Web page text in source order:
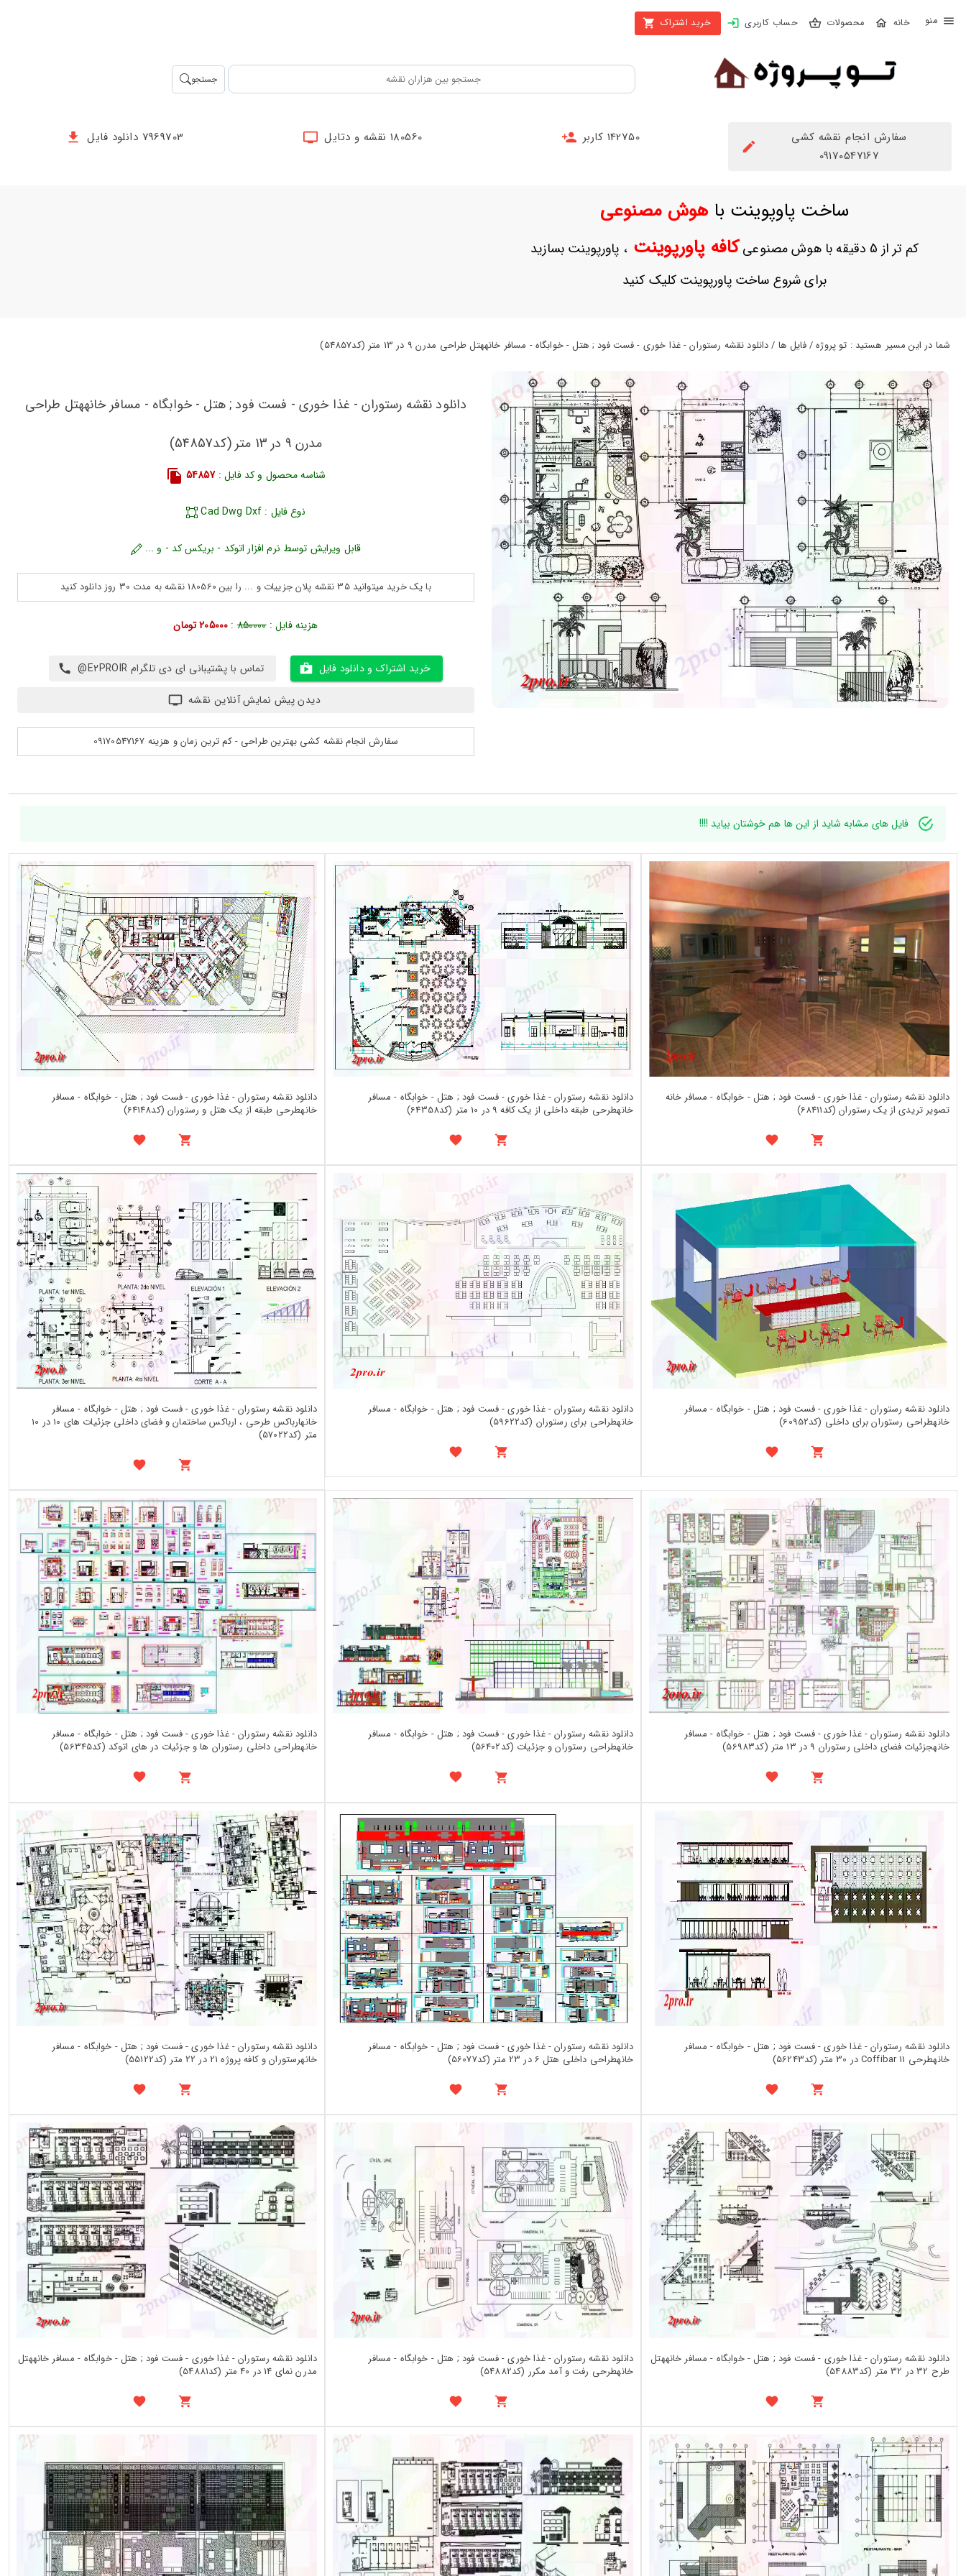
محصولات حساب کاربری خرید اشتراک
بستن
محصولات
حساب
ثبت
نام
بازیابی
رمز
علاقه
مندی
جستجو
سفارش انجام نقشه کشی
09170547167
142750 کاربر 180560 نقشه و دتایل 7969703 دانلود فایل
ساخت پاوپوینت باهوش مصنوعی
کم تر از 5 دقیقه با هوش مصنوعی کافه پاورپوینت، پاورپوینت بسازید
برای شروع ساخت پاورپوینت کلیک کنید
شما در این مسیر هستید : تو پروژه / فایل ها / دانلود نقشه رستوران - غذا خوری - فست فود ; هتل - خوابگاه - مسافر خانههتل طراحی مدرن 9 در 13 متر (کد54857)
دانلود نقشه رستوران - غذا خوری - فست فود ; هتل - خوابگاه - مسافر خانههتل طراحی
مدرن 9 در 13 متر (کد54857)
شناسه محصول و کد فایل :54857
نوع فایل : Cad Dwg Dxf
قابل ویرایش توسط نرم افزار اتوکد - بریکس کد - و ...
با یک خرید میتوانید 35 نقشه پلان جزییات و ... را بین 180560 نقشه به مدت 30 روز دانلود کنید
هزینه فایل :850000
: 205000 تومان
خرید اشتراک و دانلود فایل
تماس با پشتیبانی ای دی تلگرام E2PROIR@
دیدن پیش نمایش آنلاین نقشه
سفارش انجام نقشه کشی بهترین طراحی - کم ترین زمان و هزینه 09170547167
فایل های مشابه شاید از این ها هم خوشتان بیاید !!!!
دانلود نقشه رستوران - غذا خوری - فست فود ; هتل - خوابگاه - مسافر خانه
تصویر تریدی از یک رستوران (کد68411)
دانلود نقشه رستوران - غذا خوری - فست فود ; هتل - خوابگاه - مسافر
خانهطرحی طبقه داخلی از یک کافه 9 در 10 متر (کد64358)
دانلود نقشه رستوران - غذا خوری - فست فود ; هتل - خوابگاه - مسافر
خانهطرحی طبقه از یک هتل و رستوران (کد64148)
دانلود نقشه رستوران - غذا خوری - فست فود ; هتل - خوابگاه - مسافر
خانهطراحی رستوران برای داخلی (کد60952)
دانلود نقشه رستوران - غذا خوری - فست فود ; هتل - خوابگاه - مسافر
خانهطراحی برای رستوران (کد59622)
دانلود نقشه رستوران - غذا خوری - فست فود ; هتل - خوابگاه - مسافر
خانهارباکس طرحی ، ارباکس ساختمان و فضای داخلی جزئیات های 10 در 10
متر (کد57022)
دانلود نقشه رستوران - غذا خوری - فست فود ; هتل - خوابگاه - مسافر
خانهجزئیات فضای داخلی رستوران 9 در 13 متر (کد56983)
دانلود نقشه رستوران - غذا خوری - فست فود ; هتل - خوابگاه - مسافر
خانهطراحی رستوران و جزئیات (کد56402)
دانلود نقشه رستوران - غذا خوری - فست فود ; هتل - خوابگاه - مسافر
خانهطراحی داخلی رستوران ها و جزئیات در های اتوکد (کد56345)
دانلود نقشه رستوران - غذا خوری - فست فود ; هتل - خوابگاه - مسافر
خانهطرحی Coffibar 11 در 30 متر (کد56243)
دانلود نقشه رستوران - غذا خوری - فست فود ; هتل - خوابگاه - مسافر
خانهطراحی داخلی هتل 6 در 23 متر (کد56077)
دانلود نقشه رستوران - غذا خوری - فست فود ; هتل - خوابگاه - مسافر
خانهرستوران و کافه پروژه 21 در 22 متر (کد55122)
دانلود نقشه رستوران - غذا خوری - فست فود ; هتل - خوابگاه - مسافر خانههتل
طرح 32 در 32 متر (کد54883)
دانلود نقشه رستوران - غذا خوری - فست فود ; هتل - خوابگاه - مسافر
خانهطرحی رفت و آمد مکرر (کد54882)
دانلود نقشه رستوران - غذا خوری - فست فود ; هتل - خوابگاه - مسافر خانههتل
مدرن نمای 14 در 40 متر (کد54881)